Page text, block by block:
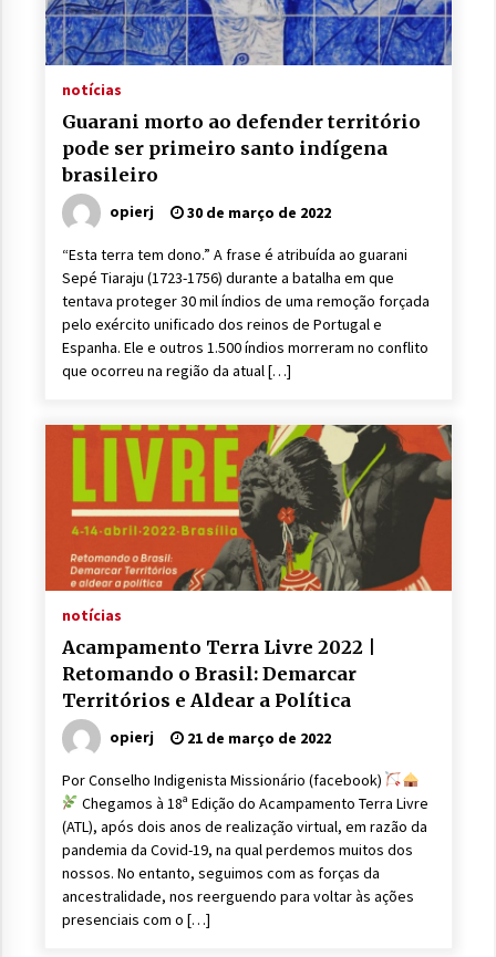
notícias
Guarani morto ao defender território
pode ser primeiro santo indígena
brasileiro
opierj 30 de março de 2022
“Esta terra tem dono.” A frase é atribuída ao guarani
Sepé Tiaraju (1723-1756) durante a batalha em que
tentava proteger 30 mil índios de uma remoção forçada
pelo exército unificado dos reinos de Portugal e
Espanha. Ele e outros 1.500 índios morreram no conflito
que ocorreu na região da atual […]
notícias
Acampamento Terra Livre 2022 |
Retomando o Brasil: Demarcar
Territórios e Aldear a Política
opierj 21 de março de 2022
Por Conselho Indigenista Missionário (facebook)
Chegamos à 18ª Edição do Acampamento Terra Livre
(ATL), após dois anos de realização virtual, em razão da
pandemia da Covid-19, na qual perdemos muitos dos
nossos. No entanto, seguimos com as forças da
ancestralidade, nos reerguendo para voltar às ações
presenciais com o […]